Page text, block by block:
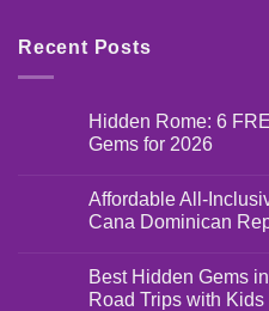
Recent Posts
Hidden Rome: 6
Gems for 2026
Affordable All-
Cana Dominican
Best Hidden Gems
Road Trips with Kids